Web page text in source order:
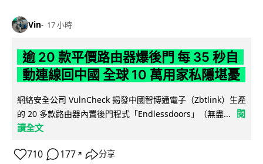
Vin 17 小時
逾 20 款平價路由器爆後門 每 35 秒自
動連線回中國 全球 10 萬用家私隱堪憂
網絡安全公司 VulnCheck 揭發中國智博通電子（Zbtlink）生產
的 20 多款路由器內置後門程式「Endlessdoors」（無盡...
閱
讀全文
710 177 ↗ 分享